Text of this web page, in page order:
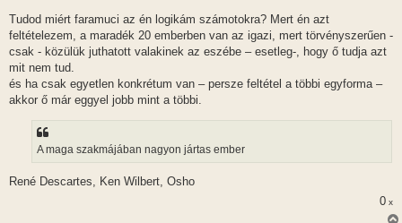
Tudod miért faramuci az én logikám számotokra? Mert én azt
feltételezem, a maradék 20 emberben van az igazi, mert törvényszerűen -
csak - közülük juthatott valakinek az eszébe – esetleg-, hogy ő tudja azt
mit nem tud.
és ha csak egyetlen konkrétum van – persze feltétel a többi egyforma –
akkor ő már eggyel jobb mint a többi.
A maga szakmájában nagyon jártas ember
René Descartes, Ken Wilbert, Osho
0 x